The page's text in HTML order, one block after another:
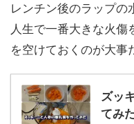
レンチン後のラップの
人生で一番大きな火
を空けておくのが大事
ズッ
てみ